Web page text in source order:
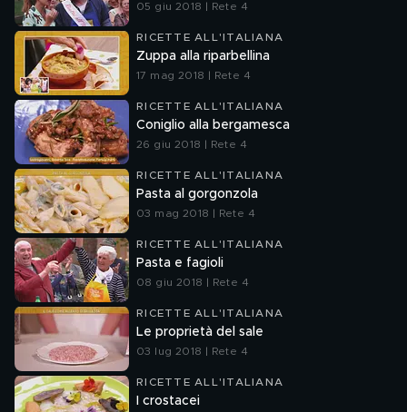
05 giu 2018 | Rete 4
RICETTE ALL'ITALIANA
Zuppa alla riparbellina
17 mag 2018 | Rete 4
RICETTE ALL'ITALIANA
Coniglio alla bergamesca
26 giu 2018 | Rete 4
RICETTE ALL'ITALIANA
Pasta al gorgonzola
03 mag 2018 | Rete 4
RICETTE ALL'ITALIANA
Pasta e fagioli
08 giu 2018 | Rete 4
RICETTE ALL'ITALIANA
Le proprietà del sale
03 lug 2018 | Rete 4
RICETTE ALL'ITALIANA
I crostacei